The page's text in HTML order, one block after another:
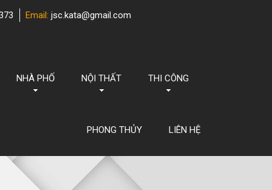
Email: jsc.kata@gmail.com
NHÀ PHỐ NỘI THẤT THI CÔNG
PHONG THỦY LIÊN HỆ